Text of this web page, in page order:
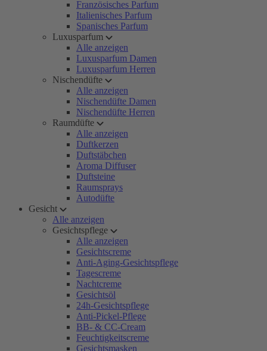
Französisches Parfum
Italienisches Parfum
Spanisches Parfum
Luxusparfum
Alle anzeigen
Luxusparfum Damen
Luxusparfum Herren
Nischendüfte
Alle anzeigen
Nischendüfte Damen
Nischendüfte Herren
Raumdüfte
Alle anzeigen
Duftkerzen
Duftstäbchen
Aroma Diffuser
Duftsteine
Raumsprays
Autodüfte
Gesicht
Alle anzeigen
Gesichtspflege
Alle anzeigen
Gesichtscreme
Anti-Aging-Gesichtspflege
Tagescreme
Nachtcreme
Gesichtsöl
24h-Gesichtspflege
Anti-Pickel-Pflege
BB- & CC-Cream
Feuchtigkeitscreme
Gesichtsmasken